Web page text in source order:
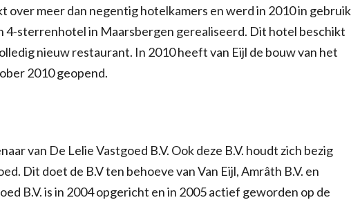
meer dan negentig hotelkamers en werd in 2010 in gebruik
4-sterrenhotel in Maarsbergen gerealiseerd. Dit hotel beschikt
nieuw restaurant. In 2010 heeft van Eijl de bouw van het
2010 geopend.
van De Lelie Vastgoed B.V. Ook deze B.V. houdt zich bezig
Dit doet de B.V ten behoeve van Van Eijl, Amrâth B.V. en
B.V. is in 2004 opgericht en in 2005 actief geworden op de